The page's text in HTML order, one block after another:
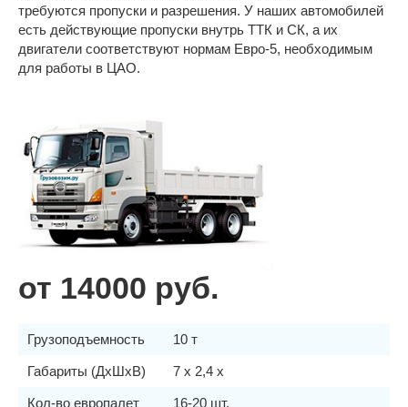
требуются пропуски и разрешения. У наших автомобилей
есть действующие пропуски внутрь ТТК и СК, а их
двигатели соответствуют нормам Евро-5, необходимым
для работы в ЦАО.
от 14000 руб.
Грузоподъемность 10 т
Габариты (ДхШхВ) 7 x 2,4 x
Кол-во европалет 16-20 шт.